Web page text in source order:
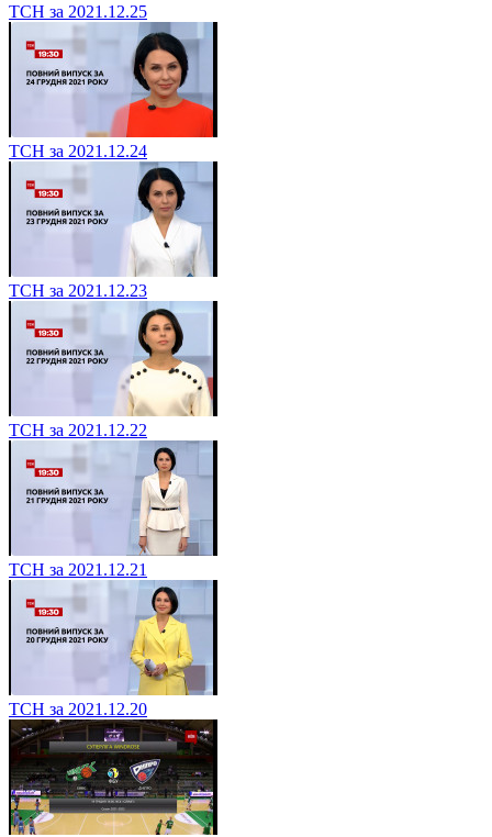
ТСН за 2021.12.25
ТСН за 2021.12.24
ТСН за 2021.12.23
ТСН за 2021.12.22
ТСН за 2021.12.21
ТСН за 2021.12.20